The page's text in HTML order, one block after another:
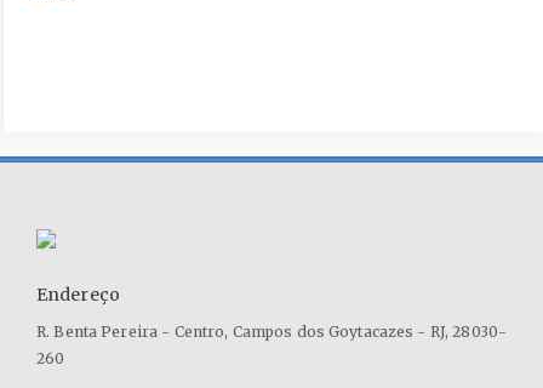
Endereço
R. Benta Pereira - Centro, Campos dos Goytacazes - RJ, 28030-
260